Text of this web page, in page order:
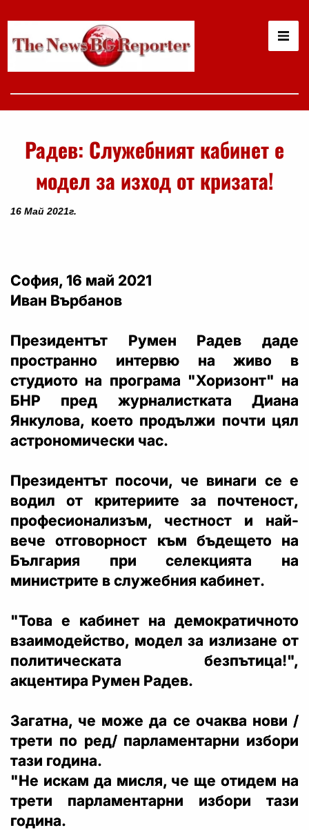
Радев: Служебният кабинет е
модел за изход от кризата!
16 Май 2021г.
София, 16 май 2021
Иван Върбанов
Президентът Румен Радев даде
пространно интервю на живо в
студиото на програма "Хоризонт" на
БНР пред журналистката Диана
Янкулова, което продължи почти цял
астрономически час.
Президентът посочи, че винаги се е
водил от критериите за почтеност,
професионализъм, честност и най-
вече отговорност към бъдещето на
България при селекцията на
министрите в служебния кабинет.
"Това е кабинет на демократичното
взаимодейство, модел за излизане от
политическата безпътица!",
акцентира Румен Радев.
Загатна, че може да се очаква нови /
трети по ред/ парламентарни избори
тази година.
"Не искам да мисля, че ще отидем на
трети парламентарни избори тази
година.